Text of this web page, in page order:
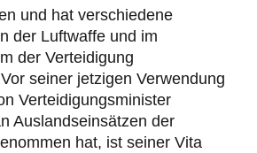
und hat verschiedene
der Luftwaffe und im
der Verteidigung
seiner jetzigen Verwendung
Verteidigungsminister
Auslandseinsätzen der
hat, ist seiner Vita